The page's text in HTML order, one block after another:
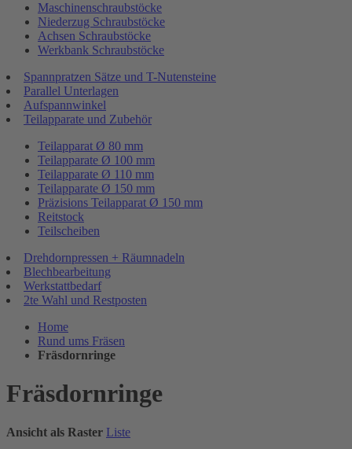
Maschinenschraubstöcke
Niederzug Schraubstöcke
Achsen Schraubstöcke
Werkbank Schraubstöcke
Spannpratzen Sätze und T-Nutensteine
Parallel Unterlagen
Aufspannwinkel
Teilapparate und Zubehör
Teilapparat Ø 80 mm
Teilapparate Ø 100 mm
Teilapparate Ø 110 mm
Teilapparate Ø 150 mm
Präzisions Teilapparat Ø 150 mm
Reitstock
Teilscheiben
Drehdornpressen + Räumnadeln
Blechbearbeitung
Werkstattbedarf
2te Wahl und Restposten
Home
Rund ums Fräsen
Fräsdornringe
Fräsdornringe
Ansicht als Raster Liste